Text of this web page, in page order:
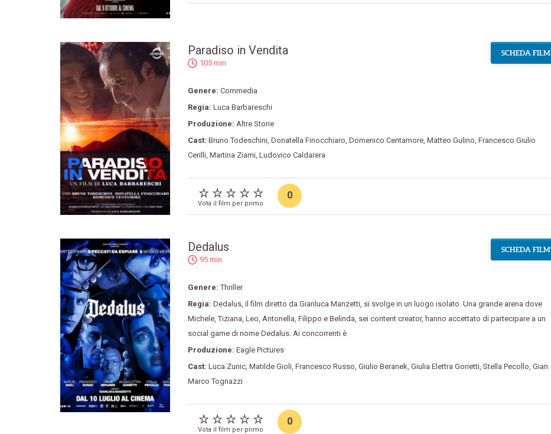
Paradiso in Vendita
105 min
Genere: Commedia
Regia: Luca Barbareschi
Produzione: Altre Storie
Cast: Bruno Todeschini, Donatella Finocchiaro, Domenico Centamore, Matteo Gulino, Francesco Giulio
Cerilli, Martina Ziami, Ludovico Caldarera
SCHEDA FILM
Vota il film per primo
0
Dedalus
95 min
Genere:Thriller
Regia: Dedalus, il film diretto da Gianluca Manzetti, si svolge in un luogo isolato. Una grande arena dove
Michele,Tiziana, Leo, Antonella, Filippo e Belinda, sei content creator, hanno accettato di partecipare a un
social game di nome Dedalus. Ai concorrenti è
Produzione: Eagle Pictures
Cast: Luca Zunic, Matilde Gioli, Francesco Russo, Giulio Beranek, Giulia Elettra Gorietti, Stella Pecollo, Gian
Marco Tognazzi
SCHEDA FILM
Vota il film per primo
0